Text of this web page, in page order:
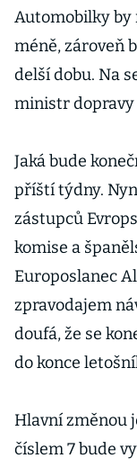
Automobilky by
méně, zároveň
delší dobu. Na
ministr dopravy
Jaká bude
příští týdny.
zástupců
komise a
Europoslanec
zpravodajem
doufá, že se
do konce
Hlavní změnou
číslem 7 bude